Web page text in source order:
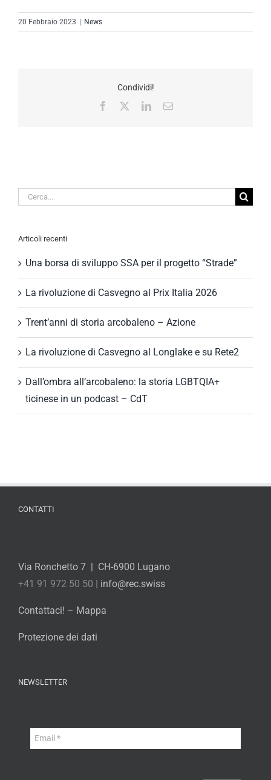
20 Febbraio 2023 | News
Condividi!
Facebook
LinkedInEmail
Cerca
Articoli recenti
Una borsa di sviluppo SSA per il progetto “Strade”
La rivoluzione di Casvegno al Prix Italia 2026
Trent’anni di storia arcobaleno – Azione
La rivoluzione di Casvegno al Longlake e su Rete2
Dall’ombra all’arcobaleno: la storia LGBTQIA+
ticinese in un podcast – CdT
CONTATTI
Via Ronchetto 7 | CH-6900 Lugano
+41 91 972 50 50 | info@rec.swiss
Contattaci! – Mappa
Protezione dei dati
NEWSLETTER